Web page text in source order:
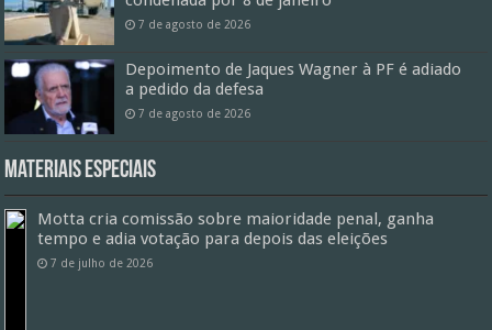
7 de agosto de 2026
Depoimento de Jaques Wagner à PF é adiado
a pedido da defesa
7 de agosto de 2026
Materiais especiais
Motta cria comissão sobre maioridade penal, ganha
tempo e adia votação para depois das eleições
7 de julho de 2026